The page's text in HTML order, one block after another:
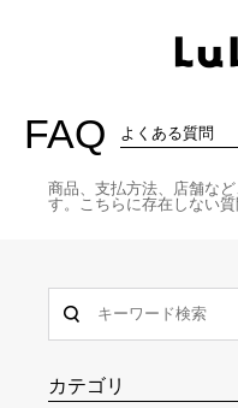
FAQ よくある質問
商品、支払方法、店舗な
す。こちらに存在しない
カテゴリ